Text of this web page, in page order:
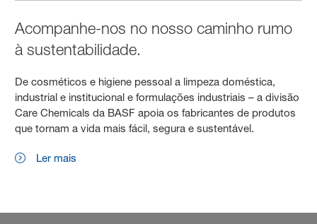
Acompanhe-nos no nosso caminho rumo
à sustentabilidade.
De cosméticos e higiene pessoal a limpeza doméstica,
industrial e institucional e formulações industriais – a divisão
Care Chemicals da BASF apoia os fabricantes de produtos
que tornam a vida mais fácil, segura e sustentável.
Ler mais